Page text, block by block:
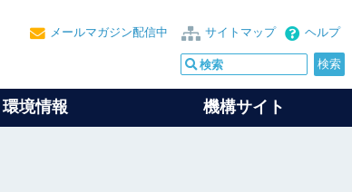
ヘルプ
サイトマップ
メールマガジン配信中
環境情報 機構サイト